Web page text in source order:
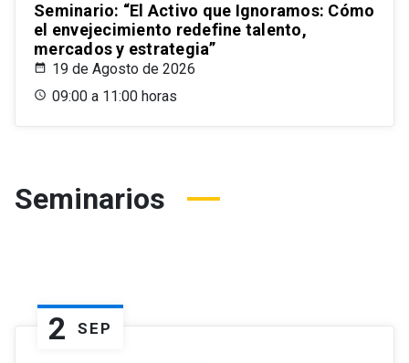
Seminario: “El Activo que Ignoramos: Cómo
el envejecimiento redefine talento,
mercados y estrategia”
19 de Agosto de 2026
09:00 a 11:00 horas
Seminarios
2 SEP